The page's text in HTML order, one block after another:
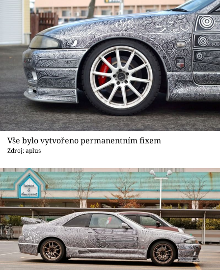
Vše bylo vytvořeno permanentním fixem
Zdroj: aplus